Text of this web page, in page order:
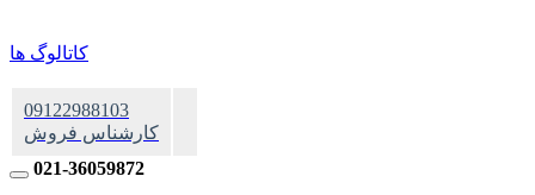
کاتالوگ ها
09122988103
کارشناس فروش
021-36059872